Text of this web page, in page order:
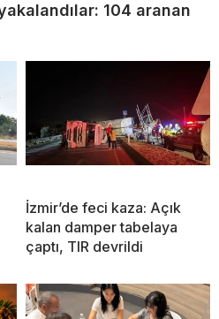
104 aranan
İzmir’de feci kaza: Açık
kalan damper tabelaya
çaptı, TIR devrildi